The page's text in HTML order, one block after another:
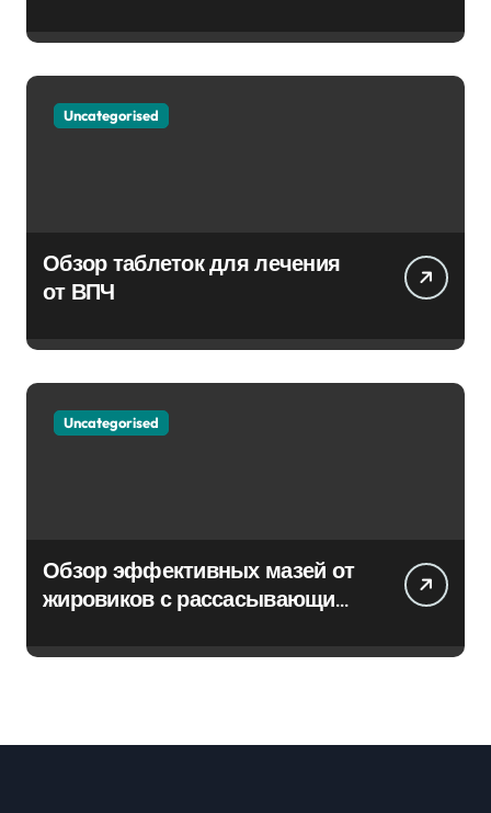
Uncategorised
Обзор таблеток для лечения
от ВПЧ
Uncategorised
Обзор эффективных мазей от
жировиков с рассасывающим